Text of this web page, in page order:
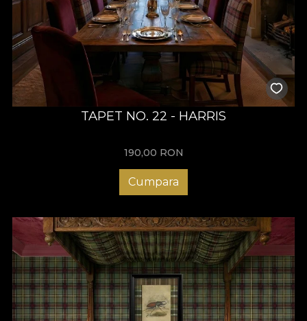
TAPET NO. 22 - HARRIS
190,00 RON
Cumpara